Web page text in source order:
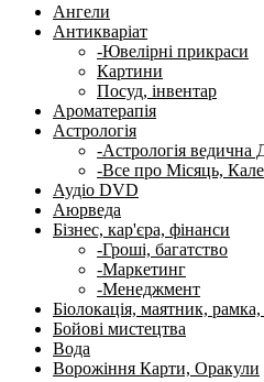
Ангели
Антикваріат
-Ювелірні прикраси
Картини
Посуд, інвентар
Ароматерапія
Астрологія
-Астрологія
-Все про Місяць,
Аудіо DVD
Аюрведа
Бізнес, кар'єра, фінанси
-Гроші, багатство
-Маркетинг
-Менеджмент
Біолокація, маятник, рамка,
Бойові мистецтва
Вода
Ворожіння Карти, Оракули